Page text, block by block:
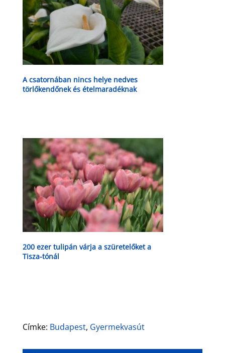
A csatornában nincs helye nedves
törlőkendőnek és ételmaradéknak
200 ezer tulipán várja a szüretelőket a
Tisza-tónál
Címke: Budapest, Gyermekvasút